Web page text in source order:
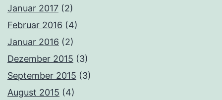
Januar 2017 (2)
Februar 2016 (4)
Januar 2016 (2)
Dezember 2015 (3)
September 2015 (3)
August 2015 (4)